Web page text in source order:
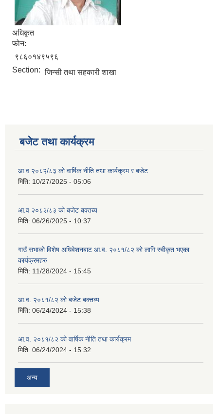
अधिकृत
फोन:
९८६०१४९५९६
Section: जिन्सी तथा सहकारी शाखा
बजेट तथा कार्यक्रम
आ.व २०८२/८३ को वार्षिक नीति तथा कार्यक्रम र बजेट
मिति: 10/27/2025 - 05:06
आ.व २०८२/८३ को बजेट बक्तब्य
मिति: 06/26/2025 - 10:37
गाउँ सभाको विशेष अधिवेशनबाट आ.व. २०८१/८२ को लागि स्वीकृत भएका
कार्यक्रमहरु
मिति: 11/28/2024 - 15:45
आ.व. २०८१/८२ को बजेट बक्तब्य
मिति: 06/24/2024 - 15:38
आ.व. २०८१/८२ को वार्षिक नीति तथा कार्यक्रम
मिति: 06/24/2024 - 15:32
अन्य